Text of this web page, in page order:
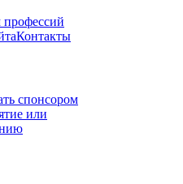
Контакты
спонсором
или